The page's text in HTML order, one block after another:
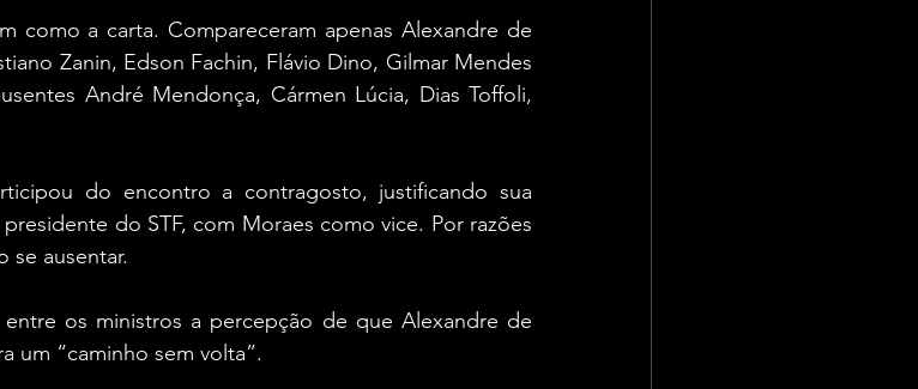
como a carta. Compareceram apenas Alexandre de
Zanin, Edson Fachin, Flávio Dino, Gilmar Mendes
André Mendonça, Cármen Lúcia, Dias Toffoli,
do encontro a contragosto, justificando sua
do STF, com Moraes como vice. Por razões
se ausentar.
os ministros a percepção de que Alexandre de
um “caminho sem volta”.